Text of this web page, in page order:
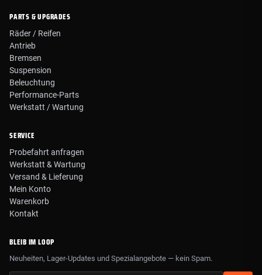
PARTS & UPGRADES
Räder / Reifen
Antrieb
Bremsen
Suspension
Beleuchtung
Performance-Parts
Werkstatt / Wartung
SERVICE
Probefahrt anfragen
Werkstatt & Wartung
Versand & Lieferung
Mein Konto
Warenkorb
Kontakt
BLEIB IM LOOP
Neuheiten, Lager-Updates und Spezialangebote — kein Spam.